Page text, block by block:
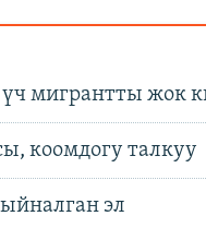
үч мигрантты жок
коомдогу талкуу
эл